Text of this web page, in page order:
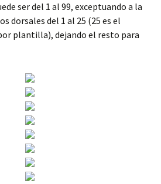
ser del 1 al 99, exceptuando a la
dorsales del 1 al 25 (25 es el
plantilla), dejando el resto para